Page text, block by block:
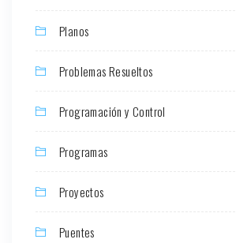
Planos
Problemas Resueltos
Programación y Control
Programas
Proyectos
Puentes